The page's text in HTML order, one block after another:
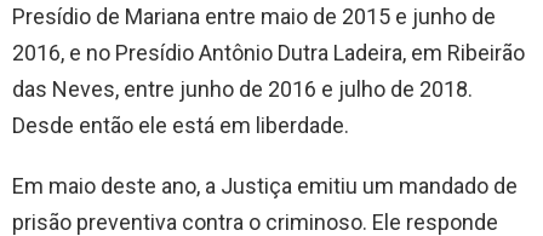
Presídio de Mariana entre maio de 2015 e junho de
2016, e no Presídio Antônio Dutra Ladeira, em Ribeirão
das Neves, entre junho de 2016 e julho de 2018.
Desde então ele está em liberdade.
Em maio deste ano, a Justiça emitiu um mandado de
prisão preventiva contra o criminoso. Ele responde